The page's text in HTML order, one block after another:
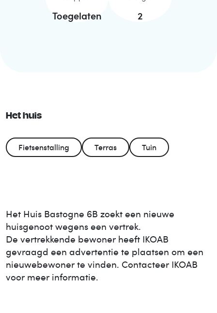
Toegelaten 2
Het huis
Fietsenstalling Terras Tuin
Het Huis Bastogne 6B zoekt een nieuwe
huisgenoot wegens een vertrek.
De vertrekkende bewoner heeft IKOAB
gevraagd een advertentie te plaatsen om een
nieuwebewoner te vinden. Contacteer IKOAB
voor meer informatie.